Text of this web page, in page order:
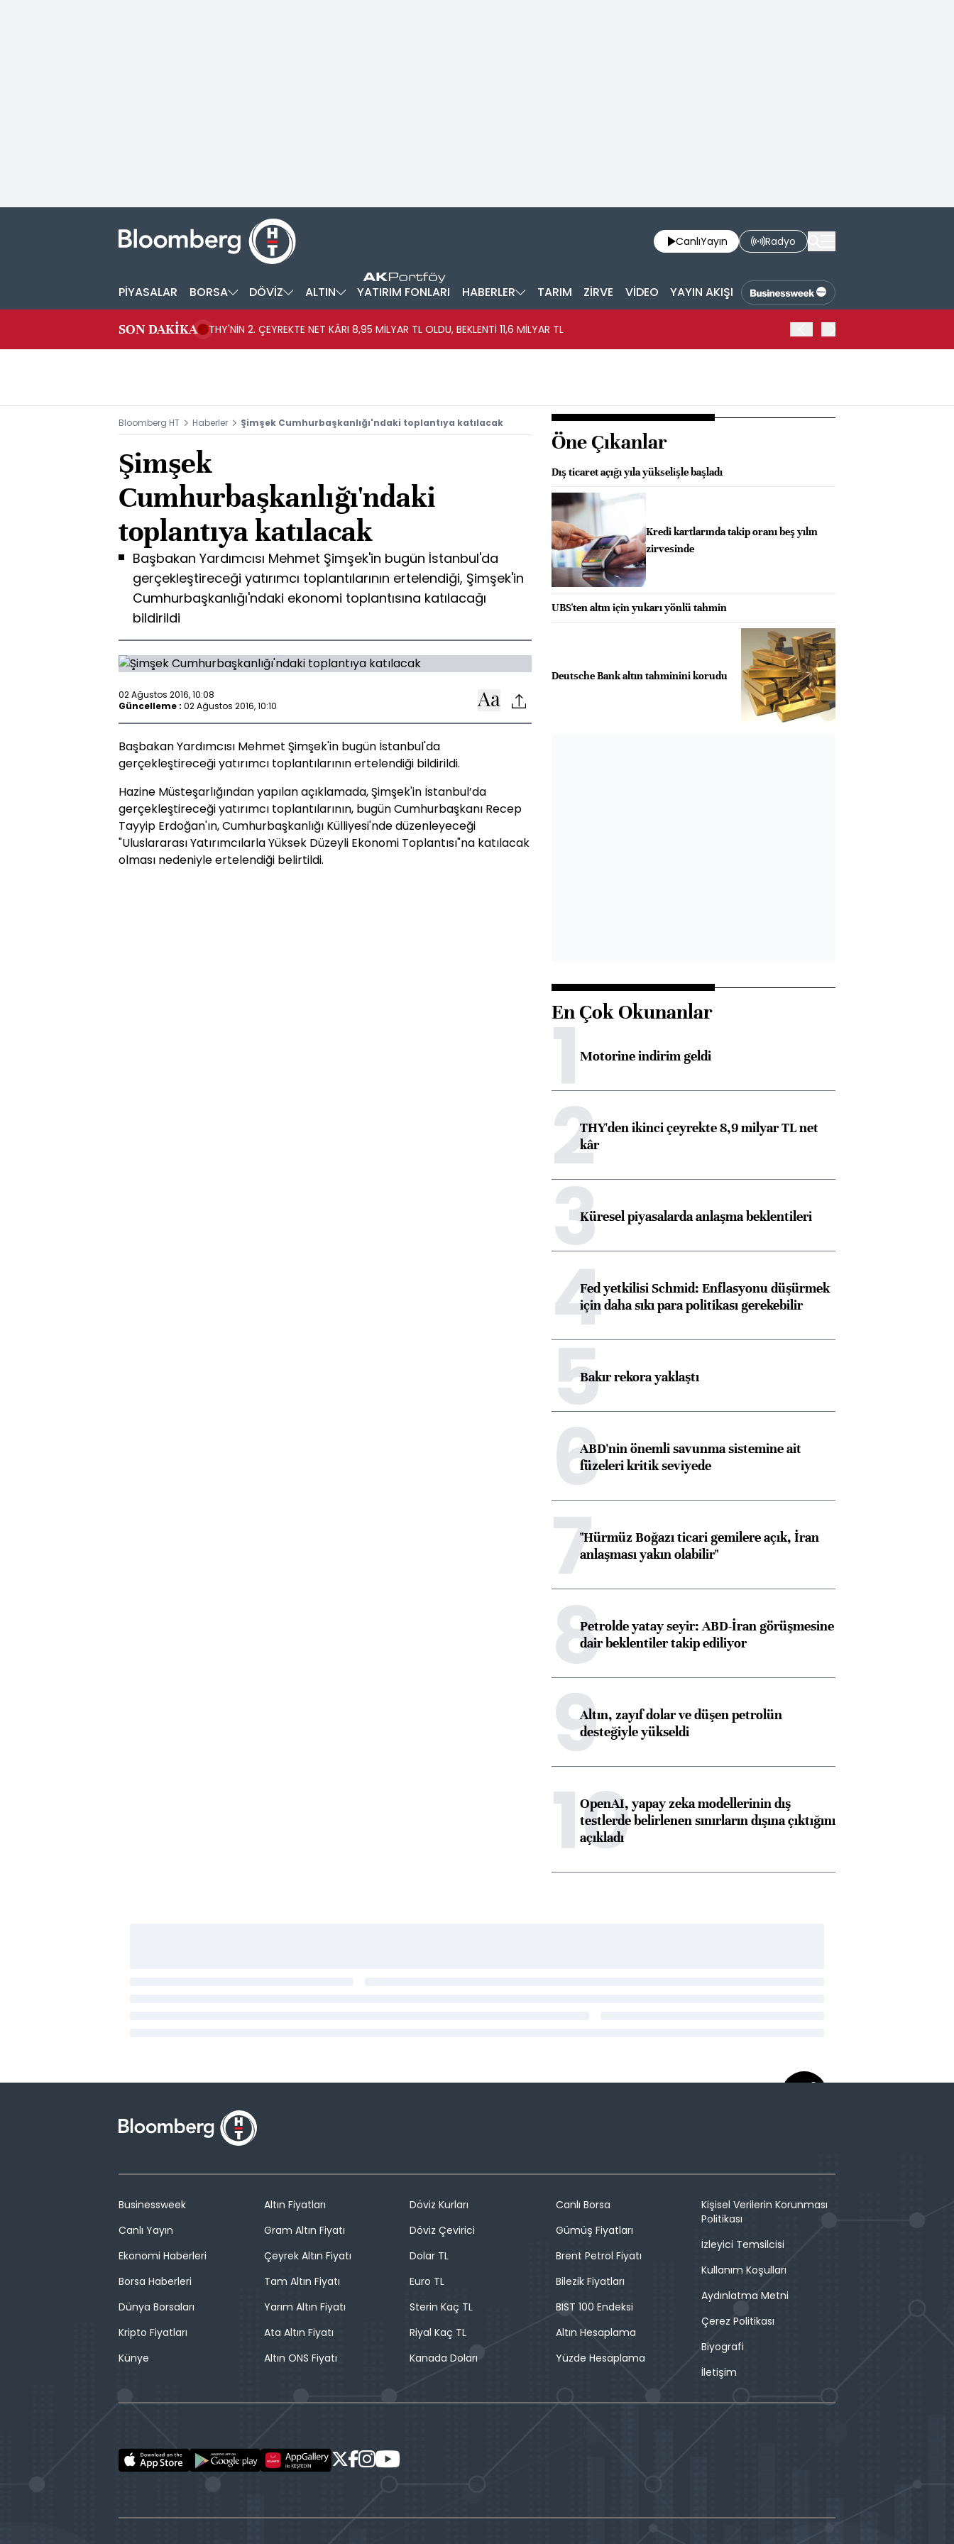
CanlıYayın Radyo
PİYASALAR BORSA DÖVİZ ALTIN YATIRIM FONLARI HABERLER TARIM ZİRVE VİDEO YAYIN AKIŞI
SON DAKİKA THY'NİN 2. ÇEYREKTE NET KÂRI 8,95 MİLYAR TL OLDU, BEKLENTİ 11,6 MİLYAR TL
Bloomberg HT Haberler Şimşek Cumhurbaşkanlığı'ndaki toplantıya katılacak
Şimşek
Cumhurbaşkanlığı'ndaki
toplantıya katılacak
Başbakan Yardımcısı Mehmet Şimşek'in bugün İstanbul'da
gerçekleştireceği yatırımcı toplantılarının ertelendiği, Şimşek'in
Cumhurbaşkanlığı'ndaki ekonomi toplantısına katılacağı
bildirildi
02 Ağustos 2016, 10:08
Güncelleme : 02 Ağustos 2016, 10:10
Başbakan Yardımcısı Mehmet Şimşek'in bugün İstanbul'da
gerçekleştireceği yatırımcı toplantılarının ertelendiği bildirildi.
Hazine Müsteşarlığından yapılan açıklamada, Şimşek'in İstanbul’da
gerçekleştireceği yatırımcı toplantılarının, bugün Cumhurbaşkanı Recep
Tayyip Erdoğan'ın, Cumhurbaşkanlığı Külliyesi'nde düzenleyeceği
"Uluslararası Yatırımcılarla Yüksek Düzeyli Ekonomi Toplantısı"na katılacak
olması nedeniyle ertelendiği belirtildi.
Öne Çıkanlar
Dış ticaret açığı yıla yükselişle başladı
Kredi kartlarında takip oranı beş yılın
zirvesinde
UBS'ten altın için yukarı yönlü tahmin
Deutsche Bank altın tahminini korudu
En Çok Okunanlar
1Motorine indirim geldi
2THY'den ikinci çeyrekte 8,9 milyar TL net
kâr
3Küresel piyasalarda anlaşma beklentileri
4Fed yetkilisi Schmid: Enflasyonu düşürmek
için daha sıkı para politikası gerekebilir
5Bakır rekora yaklaştı
6ABD'nin önemli savunma sistemine ait
füzeleri kritik seviyede
7"Hürmüz Boğazı ticari gemilere açık, İran
anlaşması yakın olabilir"
8Petrolde yatay seyir: ABD-İran görüşmesine
dair beklentiler takip ediliyor
9Altın, zayıf dolar ve düşen petrolün
desteğiyle yükseldi
10
OpenAI, yapay zeka modellerinin dış
testlerde belirlenen sınırların dışına çıktığını
açıkladı
Businessweek
Canlı Yayın
Ekonomi Haberleri
Borsa Haberleri
Dünya Borsaları
Kripto Fiyatları
Künye
Altın Fiyatları
Gram Altın Fiyatı
Çeyrek Altın Fiyatı
Tam Altın Fiyatı
Yarım Altın Fiyatı
Ata Altın Fiyatı
Altın ONS Fiyatı
Döviz Kurları
Döviz Çevirici
Dolar TL
Euro TL
Sterin Kaç TL
Riyal Kaç TL
Kanada Doları
Canlı Borsa
Gümüş Fiyatları
Brent Petrol Fiyatı
Bilezik Fiyatları
BIST 100 Endeksi
Altın Hesaplama
Yüzde Hesaplama
Kişisel Verilerin Korunması
Politikası
İzleyici Temsilcisi
Kullanım Koşulları
Aydınlatma Metni
Çerez Politikası
Biyografi
İletişim